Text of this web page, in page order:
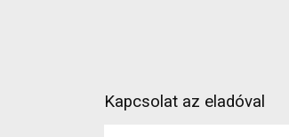
Kapcsolat az eladóval